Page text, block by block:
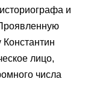
и
Константин
лицо,
числа